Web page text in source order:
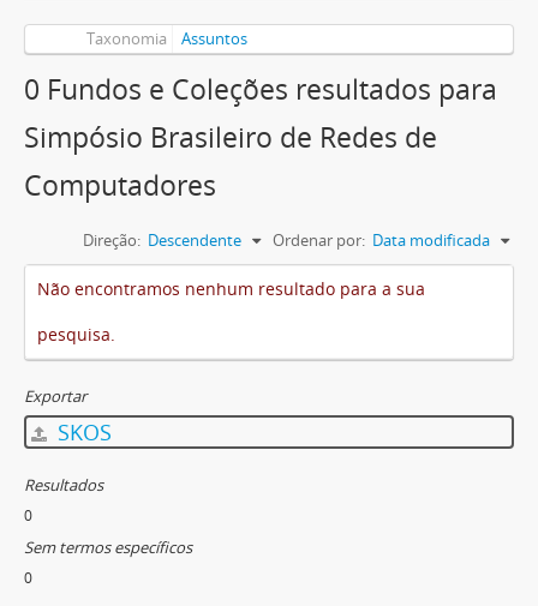
Taxonomia Assuntos
0 Fundos e Coleções resultados para
Simpósio Brasileiro de Redes de
Computadores
Ordenar por: Data modificada
Direção: Descendente
Não encontramos nenhum resultado para a sua
pesquisa.
Exportar
SKOS
Resultados
0
Sem termos específicos
0